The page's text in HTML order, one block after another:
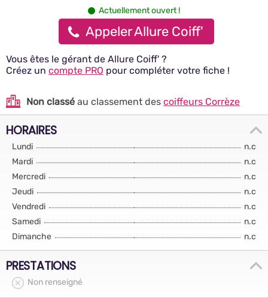
Actuellement ouvert !
Appeler Allure Coiff'
Vous êtes le gérant de Allure Coiff' ?
Créez un compte PRO pour compléter votre fiche !
Non classé au classement des coiffeurs Corrèze
HORAIRES
Lundi
n.c
Mardi
n.c
Mercredi
n.c
Jeudi
n.c
Vendredi
n.c
Samedi
n.c
Dimanche
n.c
PRESTATIONS
Non renseigné